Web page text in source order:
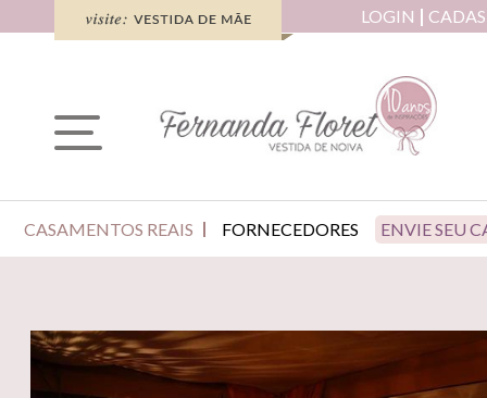
LOGIN
CASAMENTOS REAIS FORNECEDORES ENVIE SEU